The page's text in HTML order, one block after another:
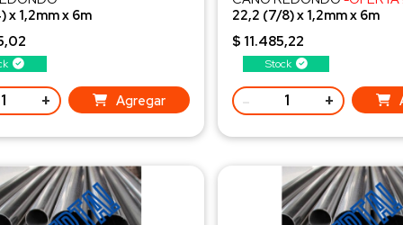
x 1,2mm x 6m
+ Agregar
Stock
22,2 (7/8) x 1,2mm x 6m
Peso 3,99 Kg/ud
$ 11.485,22
- +